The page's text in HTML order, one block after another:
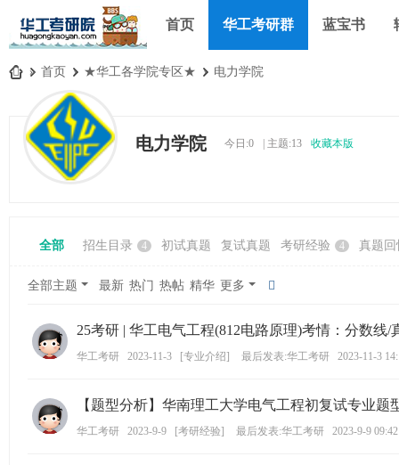
首页 华工考研群 蓝宝书
» 首页 › ★华工各学院专区★ › 电力学院
电力学院 今日:0 主题:13 收藏本版
全部 招生目录 4 初试真题 复试真题 考研经验 4 真题回
全部主题 最新 热门 热帖 精华 更多
25考研 | 华工电气工程(812电路原理)考情：分数线/
华工考研 2023-11-3 [专业介绍] 最后发表:华工考研 2023-11-3
【题型分析】华南理工大学电气工程初复试专业题
华工考研 2023-9-9 [考研经验] 最后发表:华工考研 2023-9-9 09:42